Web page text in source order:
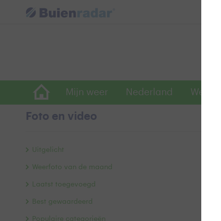
Mijn weer Nederland
Foto en video
Uitgelicht
Weerfoto van de maand
Laatst toegevoegd
Best gewaardeerd
Populaire categorieën